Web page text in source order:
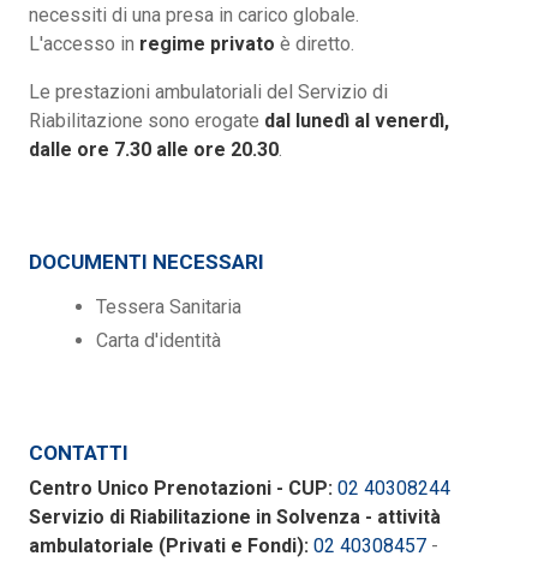
necessiti di una presa in carico globale.
L'accesso in regime privato è diretto.
Le prestazioni ambulatoriali del Servizio di
Riabilitazione sono erogate dal lunedì al venerdì,
dalle ore 7.30 alle ore 20.30.
DOCUMENTI NECESSARI
Tessera Sanitaria
Carta d'identità
CONTATTI
Centro Unico Prenotazioni - CUP: 02 40308244
Servizio di Riabilitazione in Solvenza - attività
ambulatoriale (Privati e Fondi): 02 40308457 -